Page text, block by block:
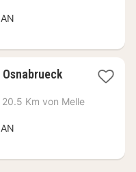
20.5 Km von Melle